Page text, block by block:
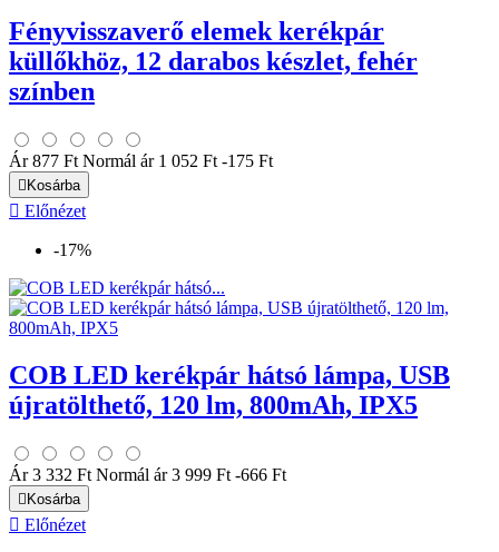
Fényvisszaverő elemek kerékpár
küllőkhöz, 12 darabos készlet, fehér
színben
Ár 877 Ft Normál ár 1 052 Ft -175 Ft
 Kosárba
 Előnézet
-17%
COB LED kerékpár hátsó lámpa, USB
újratölthető, 120 lm, 800mAh, IPX5
Ár 3 332 Ft Normál ár 3 999 Ft -666 Ft
Kosárba
 Előnézet